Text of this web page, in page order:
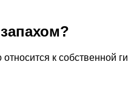
к собственной